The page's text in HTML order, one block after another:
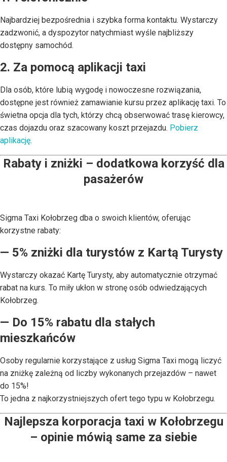
Najbardziej bezpośrednia i szybka forma kontaktu. Wystarczy
zadzwonić, a dyspozytor natychmiast wyśle najbliższy
dostępny samochód.
2. Za pomocą aplikacji taxi
Dla osób, które lubią wygodę i nowoczesne rozwiązania,
dostępne jest również zamawianie kursu przez aplikację taxi. To
świetna opcja dla tych, którzy chcą obserwować trasę kierowcy,
czas dojazdu oraz szacowany koszt przejazdu. Pobierz
aplikację.
Rabaty i zniżki – dodatkowa korzyść dla
pasażerów
Sigma Taxi Kołobrzeg dba o swoich klientów, oferując
korzystne rabaty:
— 5% zniżki dla turystów z Kartą Turysty
Wystarczy okazać Kartę Turysty, aby automatycznie otrzymać
rabat na kurs. To miły ukłon w stronę osób odwiedzających
Kołobrzeg.
— Do 15% rabatu dla stałych
mieszkańców
Osoby regularnie korzystające z usług Sigma Taxi mogą liczyć
na zniżkę zależną od liczby wykonanych przejazdów – nawet
do 15%!
To jedna z najkorzystniejszych ofert tego typu w Kołobrzegu.
Najlepsza korporacja taxi w Kołobrzegu
– opinie mówią same za siebie